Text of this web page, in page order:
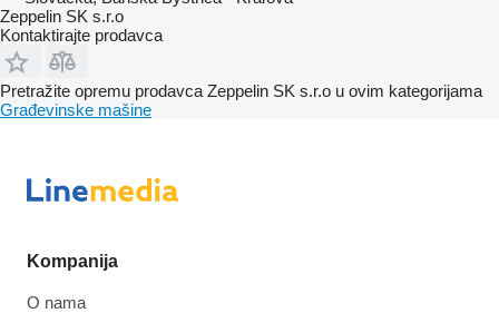
Zeppelin SK s.r.o
Kontaktirajte prodavca
Pretražite opremu prodavca Zeppelin SK s.r.o u ovim kategorijama
Građevinske mašine
Kompanija
O nama